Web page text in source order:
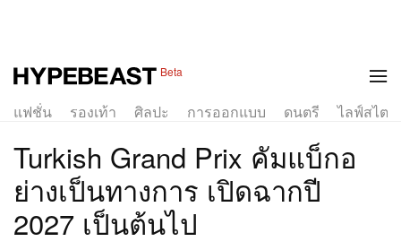
Beta
แฟชั่น รองเท้า ศิลปะ การออกแบบ ดนตรี ไลฟ์สไตล์
Turkish Grand Prix คัมแบ็กอ
ย่างเป็นทางการ เปิดฉากปี
2027 เป็นต้นไป